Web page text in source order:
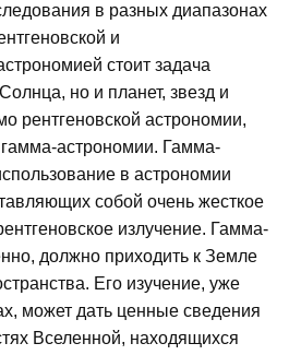
в разных диапазонах
и
стоит задача
но и планет, звезд и
рентгеновской астрономии,
астрономии. Гамма-
в астрономии
собой очень жесткое
излучение. Гамма-
должно приходить к Земле
Его изучение, уже
может дать ценные сведения
Вселенной, находящихся